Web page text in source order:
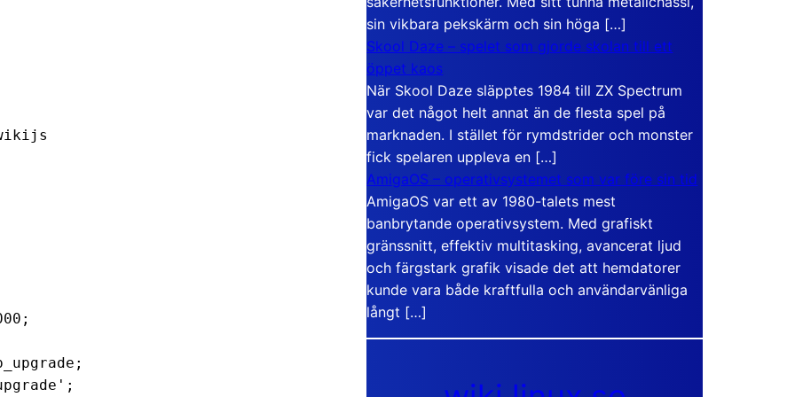
sin vikbara pekskärm och sin höga […]
Skool Daze – spelet som gjorde skolan till ett
öppet kaos
När Skool Daze släpptes 1984 till ZX Spectrum
var det något helt annat än de flesta spel på
marknaden. I stället för rymdstrider och monster
fick spelaren uppleva en […]
AmigaOS – operativsystemet som var före sin tid
AmigaOS var ett av 1980-talets mest
banbrytande operativsystem. Med grafiskt
gränssnitt, effektiv multitasking, avancerat ljud
och färgstark grafik visade det att hemdatorer
kunde vara både kraftfulla och användarvänliga
långt […]